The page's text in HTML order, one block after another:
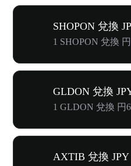
SHOPON 兌換
1 SHOPON 兌換
GLDON 兌換
1 GLDON 兌換 円
AXTIB 兌換 JPY